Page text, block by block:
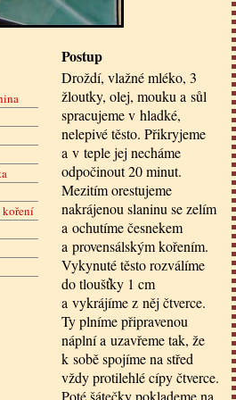
koření
Postup
Droždí, vlažné mléko, 3
žloutky, olej, mouku a sůl
spracujeme v hladké,
nelepivé těsto. Přikryjeme
a v teple jej necháme
odpočinout 20 minut.
Mezitím orestujeme
nakrájenou slaninu se zelím
a ochutíme česnekem
a provensálským kořením.
Vykynuté těsto rozválíme
do tloušťky 1 cm
a vykrájíme z něj čtverce.
Ty plníme připravenou
náplní a uzavřeme tak, že
k sobě spojíme na střed
vždy protilehlé cípy čtverce.
Poté šátečky poklademe na